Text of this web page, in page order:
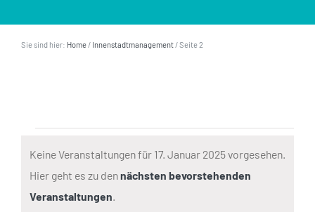
Sie sind hier: Home/ Innenstadtmanagement/Seite 2
für
17.
Januar
Hinweis
Keine Veranstaltungen für 17. Januar 2025 vorgesehen.
Hier geht es zu dennächsten bevorstehenden
Veranstaltungen.